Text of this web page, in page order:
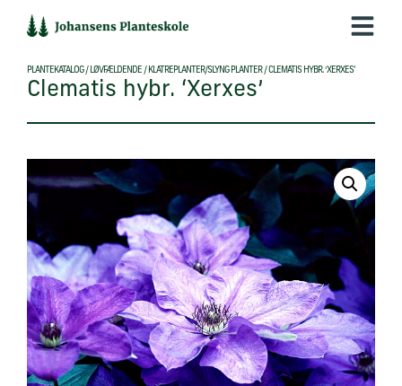
indholdet
PLANTEKATALOG/ LØVFÆLDENDE / KLATREPLANTER/SLYNG PLANTER/CLEMATIS HYBR. ‘XERXES’
Clematis hybr. ‘Xerxes’